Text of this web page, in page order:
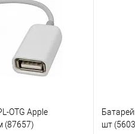
OTG Apple
(87657)
шт